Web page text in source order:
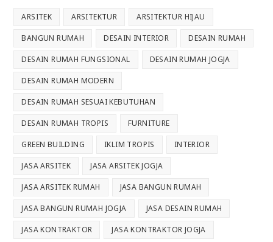
ARSITEK ARSITEKTUR ARSITEKTUR HIJAU
BANGUN RUMAH DESAIN INTERIOR DESAIN RUMAH
DESAIN RUMAH FUNGSIONAL DESAIN RUMAH JOGJA
DESAIN RUMAH MODERN
DESAIN RUMAH SESUAI KEBUTUHAN
DESAIN RUMAH TROPIS FURNITURE
GREEN BUILDING IKLIM TROPIS INTERIOR
JASA ARSITEK JASA ARSITEK JOGJA
JASA ARSITEK RUMAH JASA BANGUN RUMAH
JASA BANGUN RUMAH JOGJA JASA DESAIN RUMAH
JASA KONTRAKTOR JASA KONTRAKTOR JOGJA